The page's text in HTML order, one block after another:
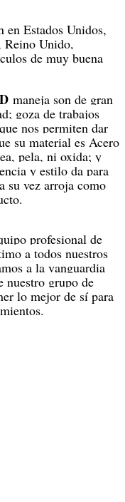
en Estados Unidos,
Unido,
de muy buena
maneja son de gran
goza de trabajos
nos permiten dar
su material es Acero
pela, ni oxida; y
y estilo da para
su vez arroja como
profesional de
a todos nuestros
a la vanguardia
nuestro grupo de
lo mejor de sí para